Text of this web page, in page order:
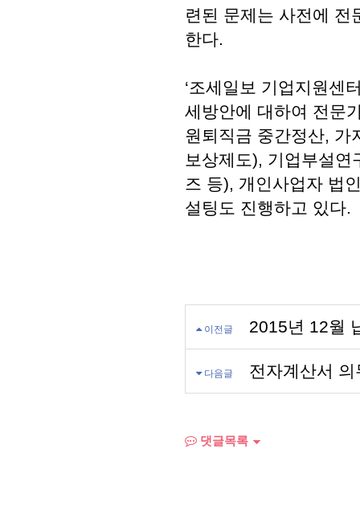
련된 문제는 사전에 전
한다.
‘조세일보 기업지원센
세방안에 대하여 전문
원퇴직금 중간정산, 가
보상제도), 기업부설
즈 등), 개인사업자 법
설팅도 진행하고 있다.
이전글 2015년 12월
다음글 전자계산서
댓글목록